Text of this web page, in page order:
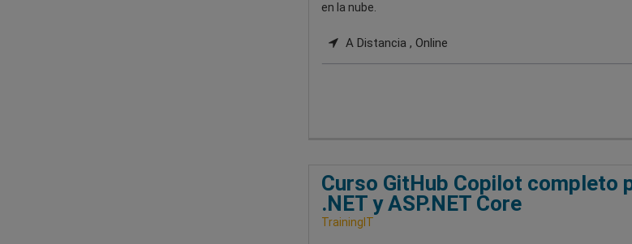
en la nube.
A Distancia , Online
Curso GitHub Copilot completo
.NET y ASP.NET Core
TrainingIT